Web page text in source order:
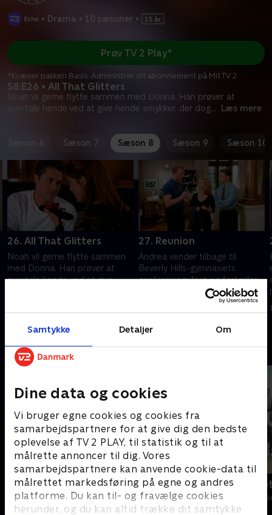
Samtykke Detaljer Om
Dine data og cookies
Vi bruger egne cookies og cookies fra
samarbejdspartnere for at give dig den bedste
oplevelse af TV 2 PLAY, til statistik og til at
målrette annoncer til dig. Vores
samarbejdspartnere kan anvende cookie-data til
målrettet markedsføring på egne og andres
platforme. Du kan til- og fravælge cookies
herunder, og du kan altid trække dit samtykke
• Drama • 10 sæsoner •
S8:E26 • All That Glitters
Noah vil gerne flytte sammen med Donna. Han prøver at
overtale hende ved at give hende smykker, der dog... Læs mere
Prøv TV 2 Play*
*Kræver pakken Basis. Administrer dit abonnement på Mit TV 2.
Sæson 6 Sæson 7 Sæson 8 Sæson 9 Sæson 10
26. All That Glitters
Noah vil gerne flytte sammen
med Donna. Han prøver at
overtale hende ved at give
27. Reunion
Andrea vender tilbage til
Beverly Hills-gymnasiets
genforeningsfest og fortæller,
at hun skal skilles.
Andre så også
Klovn
Komedie • 11 sæsoner Drama • 10